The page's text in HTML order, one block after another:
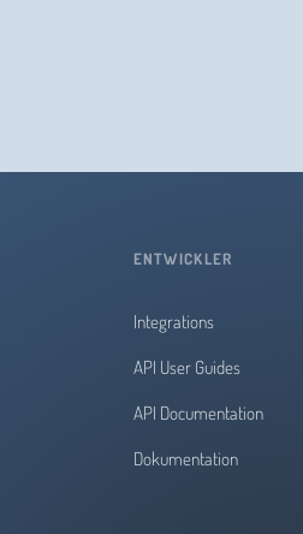
ENTWICKLER
Integrations
API User Guides
API Documentation
Dokumentation